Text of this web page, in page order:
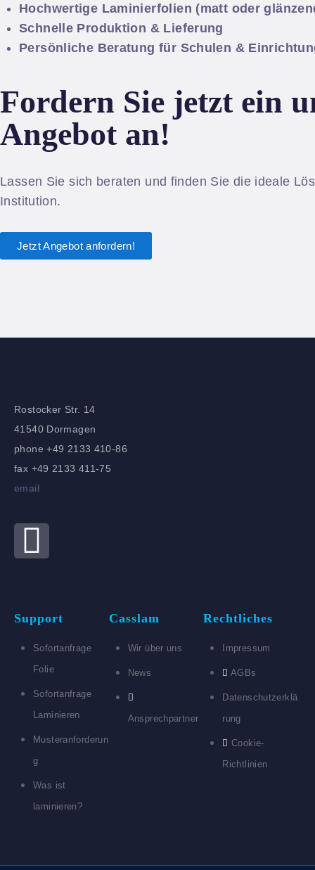
Hochwertige Laminierfolien (matt oder
Schnelle Produktion & Lieferung
Persönliche Beratung für Schulen &
Fordern Sie jetzt ein
Angebot an!
Lassen Sie sich beraten und finden Sie die ideale
Institution.
Jetzt Angebot anfordern!
Rostocker Str. 14
41540 Dormagen
phone +49 2133 410-86
fax +49 2133 411-75
email
Support
Sofortanfrage
Folie
Sofortanfrage
Laminieren
Musteranforderun
g
Was ist
laminieren?
Casslam
Wir über uns
News
Ansprechpartner
Rechtliches
Impressum
AGBs
Datenschutzerklä
rung
Cookie-
Richtlinien